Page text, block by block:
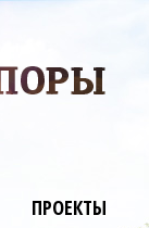
ПРОЕКТЫ